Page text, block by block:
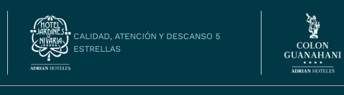
CALIDAD, ATENCIÓN Y DESCANSO 5
ESTRELLAS